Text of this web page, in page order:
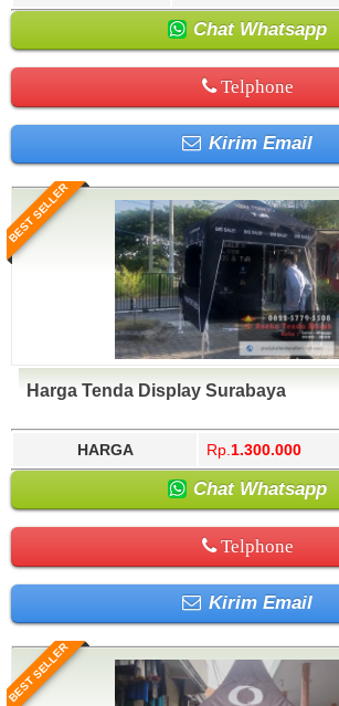
Chat Whatsapp
Telphone
Kirim Email
BEST SELLER
Harga Tenda Display Surabaya
HARGA Rp. 1.300.000
Chat Whatsapp
Telphone
Kirim Email
BEST SELLER